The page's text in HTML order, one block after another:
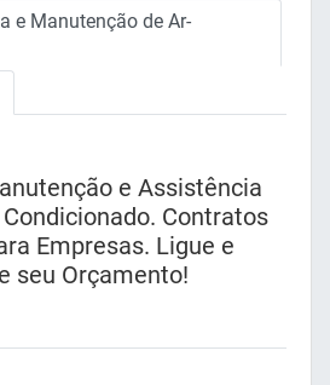
e Manutenção de Ar-
e Assistência
Contratos
Empresas. Ligue e
seu Orçamento!